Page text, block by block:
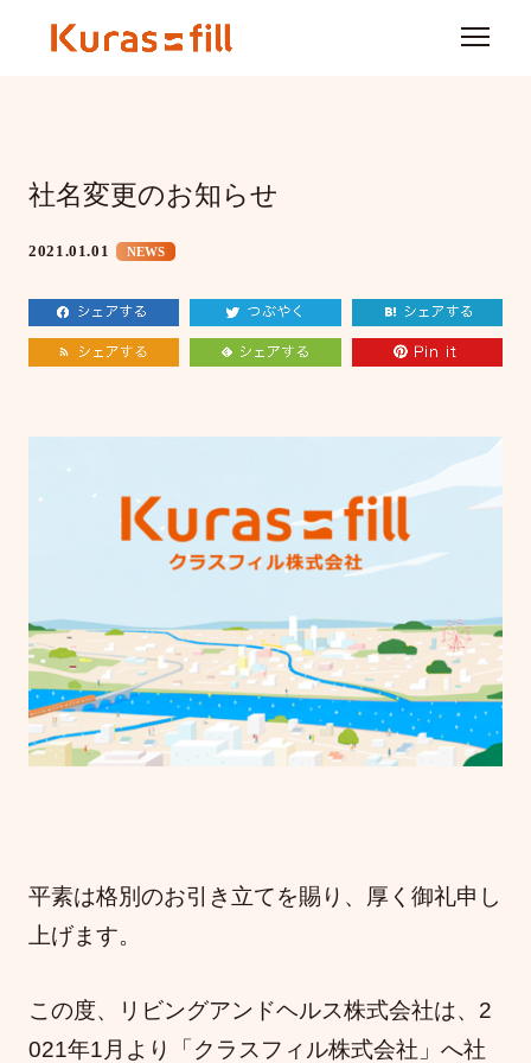
社名変更のお知らせ
2021.01.01 NEWS
平素は格別のお引き立てを賜り、厚く御礼申し
上げます。
この度、リビングアンドヘルス株式会社は、2
021年1月より「クラスフィル株式会社」へ社